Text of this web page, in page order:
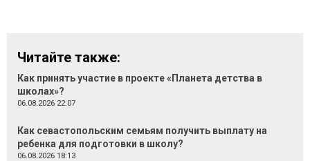
Читайте также:
Как принять участие в проекте «Планета детства в
школах»?
06.08.2026 22:07
Как севастопольским семьям получить выплату на
ребенка для подготовки в школу?
06.08.2026 18:13